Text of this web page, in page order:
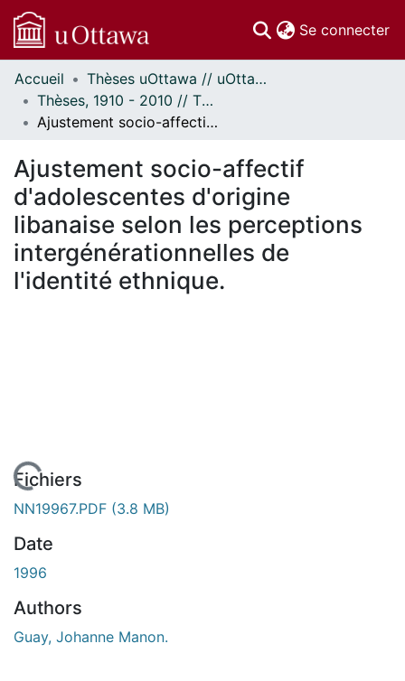
Se connecter
Communautés
et collections
Parcourir
À propos
Accueil
Thèses uOttawa // uOttawa Theses
Thèses, 1910 - 2010 // Theses, 1910 - 2010
Ajustement socio-affectif d'adolescentes d'origine libanaise selon les perceptions intergénérationnelles de l'identité ethnique.
Ajustement socio-affectif
d'adolescentes d'origine
libanaise selon les perceptions
intergénérationnelles de
l'identité ethnique.
Fichiers
NN19967.PDF (3.8 MB)
Date
1996
Authors
Guay, Johanne Manon.